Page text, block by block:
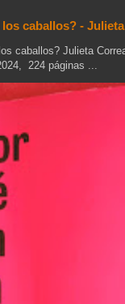
caballos? -
caballos? Julieta
224 páginas ...